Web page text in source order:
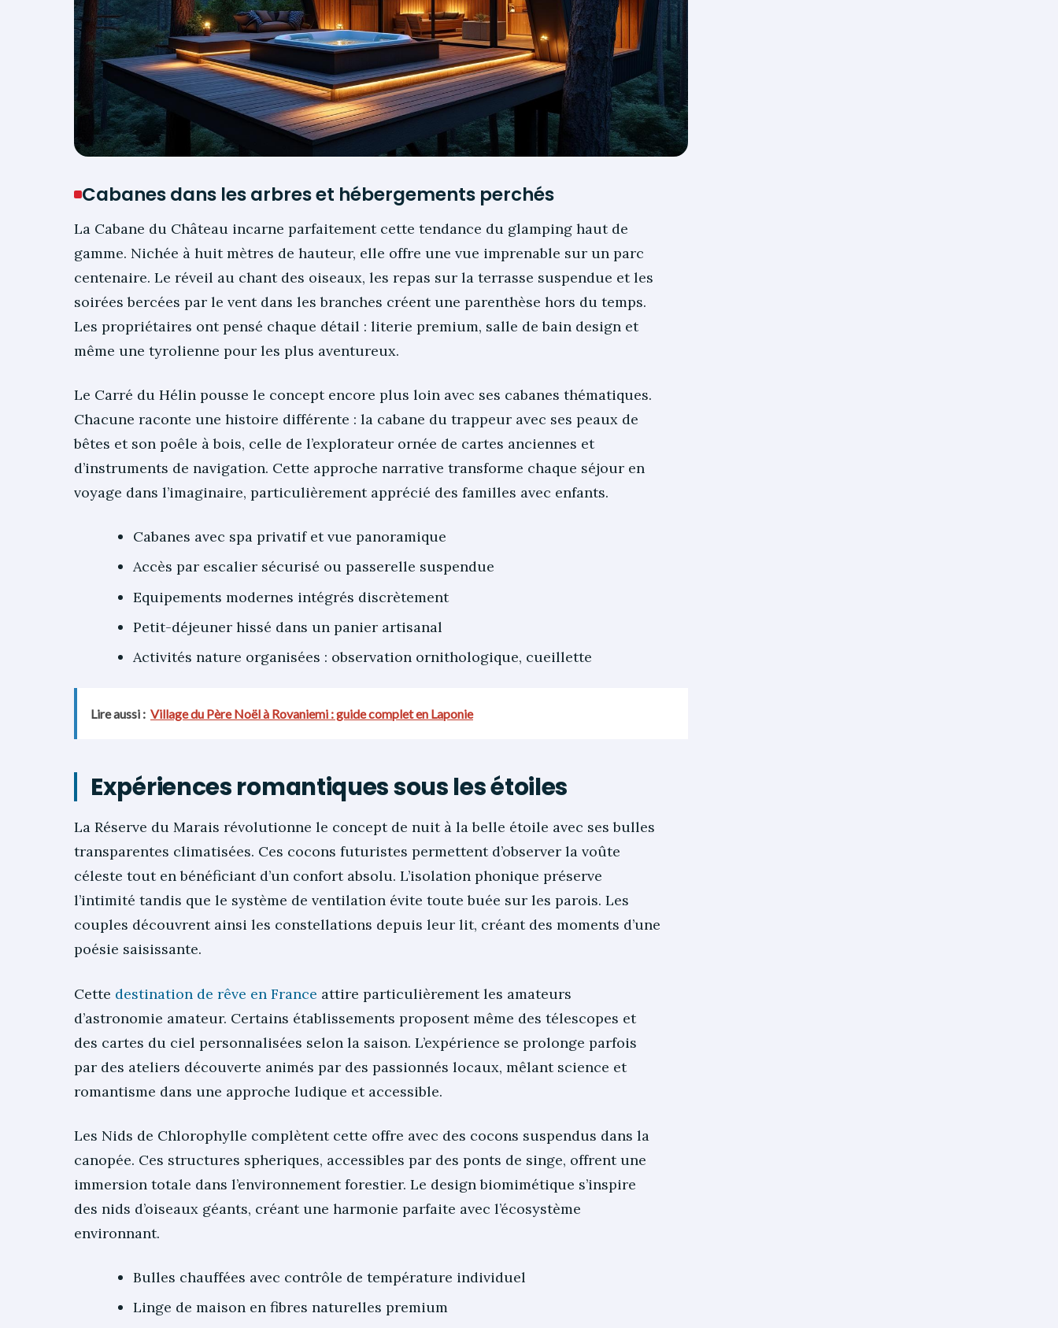
Cabanes dans les arbres et hébergements perchés
La Cabane du Château incarne parfaitement cette tendance du glamping haut de
gamme. Nichée à huit mètres de hauteur, elle offre une vue imprenable sur un parc
centenaire. Le réveil au chant des oiseaux, les repas sur la terrasse suspendue et les
soirées bercées par le vent dans les branches créent une parenthèse hors du temps.
Les propriétaires ont pensé chaque détail : literie premium, salle de bain design et
même une tyrolienne pour les plus aventureux.
Le Carré du Hélin pousse le concept encore plus loin avec ses cabanes thématiques.
Chacune raconte une histoire différente : la cabane du trappeur avec ses peaux de
bêtes et son poêle à bois, celle de l’explorateur ornée de cartes anciennes et
d’instruments de navigation. Cette approche narrative transforme chaque séjour en
voyage dans l’imaginaire, particulièrement apprécié des familles avec enfants.
Cabanes avec spa privatif et vue panoramique
Accès par escalier sécurisé ou passerelle suspendue
Equipements modernes intégrés discrètement
Petit-déjeuner hissé dans un panier artisanal
Activités nature organisées : observation ornithologique, cueillette
Lire aussi : Village du Père Noël à Rovaniemi : guide complet en Laponie
Expériences romantiques sous les étoiles
La Réserve du Marais révolutionne le concept de nuit à la belle étoile avec ses bulles
transparentes climatisées. Ces cocons futuristes permettent d’observer la voûte
céleste tout en bénéficiant d’un confort absolu. L’isolation phonique préserve
l’intimité tandis que le système de ventilation évite toute buée sur les parois. Les
couples découvrent ainsi les constellations depuis leur lit, créant des moments d’une
poésie saisissante.
Cette destination de rêve en France attire particulièrement les amateurs
d’astronomie amateur. Certains établissements proposent même des télescopes et
des cartes du ciel personnalisées selon la saison. L’expérience se prolonge parfois
par des ateliers découverte animés par des passionnés locaux, mêlant science et
romantisme dans une approche ludique et accessible.
Les Nids de Chlorophylle complètent cette offre avec des cocons suspendus dans la
canopée. Ces structures spheriques, accessibles par des ponts de singe, offrent une
immersion totale dans l’environnement forestier. Le design biomimétique s’inspire
des nids d’oiseaux géants, créant une harmonie parfaite avec l’écosystème
environnant.
Bulles chauffées avec contrôle de température individuel
Linge de maison en fibres naturelles premium